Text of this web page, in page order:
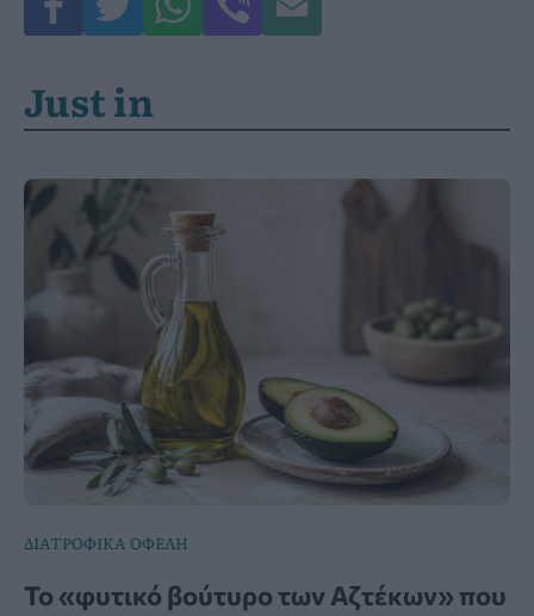
Just in
ΔΙΑΤΡΟΦΙΚΑ ΟΦΕΛΗ
Το «φυτικό βούτυρο των Αζτέκων» που